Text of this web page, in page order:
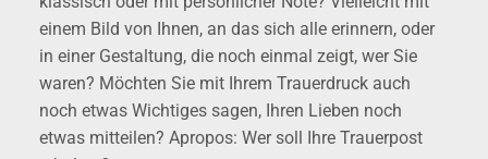
einem Bild von Ihnen, an das sich alle erinnern, oder
in einer Gestaltung, die noch einmal zeigt, wer Sie
waren? Möchten Sie mit Ihrem Trauerdruck auch
noch etwas Wichtiges sagen, Ihren Lieben noch
etwas mitteilen? Apropos: Wer soll Ihre Trauerpost